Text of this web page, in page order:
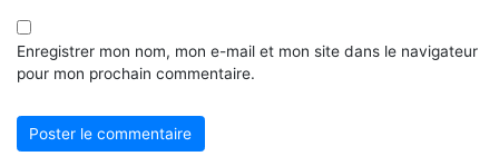
Enregistrer mon nom, mon e-mail et mon site dans le navigateur
pour mon prochain commentaire.